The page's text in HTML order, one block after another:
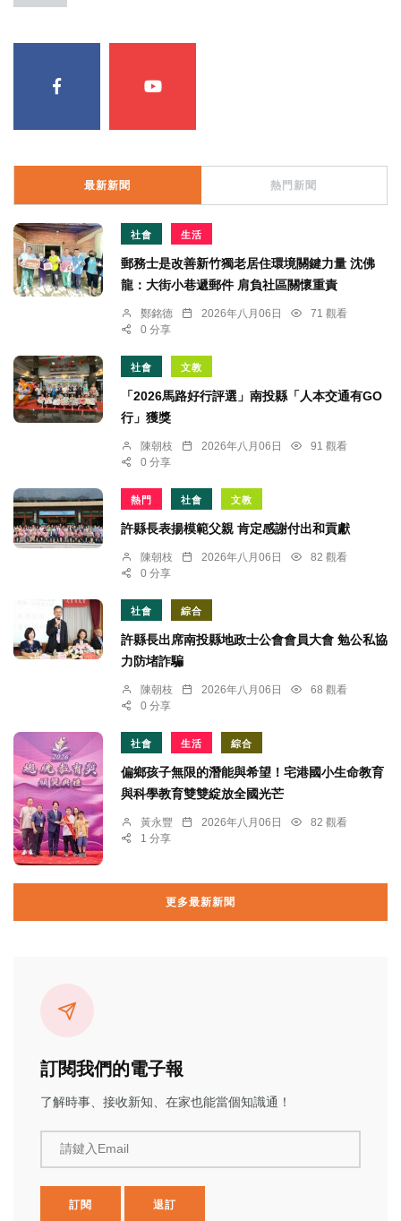
最新新聞 熱門新聞
社會 生活
郵務士是改善新竹獨老居住環境關鍵力量 沈佛
龍：大街小巷遞郵件 肩負社區關懷重責
鄭銘德 2026年八月06日
71 觀看
0 分享
社會 文教
「2026馬路好行評選」南投縣「人本交通有GO
行」獲獎
陳朝枝 2026年八月06日
91 觀看
0 分享
熱門 社會 文教
許縣長表揚模範父親 肯定感謝付出和貢獻
陳朝枝 2026年八月06日
82 觀看
0 分享
社會 綜合
許縣長出席南投縣地政士公會會員大會 勉公私協
力防堵詐騙
陳朝枝 2026年八月06日
68 觀看
0 分享
社會 生活 綜合
偏鄉孩子無限的潛能與希望！宅港國小生命教育
與科學教育雙雙綻放全國光芒
黃永豐 2026年八月06日
82 觀看
1 分享
更多最新新聞
訂閱我們的電子報
了解時事、接收新知、在家也能當個知識通！
請鍵入Email
訂閱 退訂